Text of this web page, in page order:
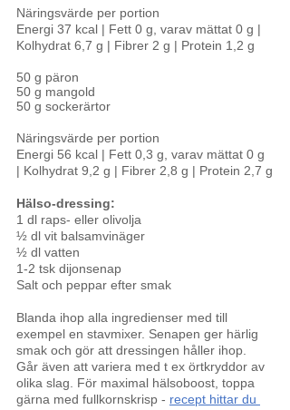
Näringsvärde per portion
Energi 37 kcal | Fett 0 g, varav mättat 0 g |
Kolhydrat 6,7 g | Fibrer 2 g | Protein 1,2 g
50 g päron
50 g mangold
50 g sockerärtor
Näringsvärde per portion
Energi 56 kcal | Fett 0,3 g, varav mättat 0 g
| Kolhydrat 9,2 g | Fibrer 2,8 g | Protein 2,7 g
Hälso-dressing:
1 dl raps- eller olivolja
½ dl vit balsamvinäger
½ dl vatten
1-2 tsk dijonsenap
Salt och peppar efter smak
Blanda ihop alla ingredienser med till
exempel en stavmixer. Senapen ger härlig
smak och gör att dressingen håller ihop.
Går även att variera med t ex örtkryddor av
olika slag. För maximal hälsoboost, toppa
gärna med fullkornskrisp - recept hittar du